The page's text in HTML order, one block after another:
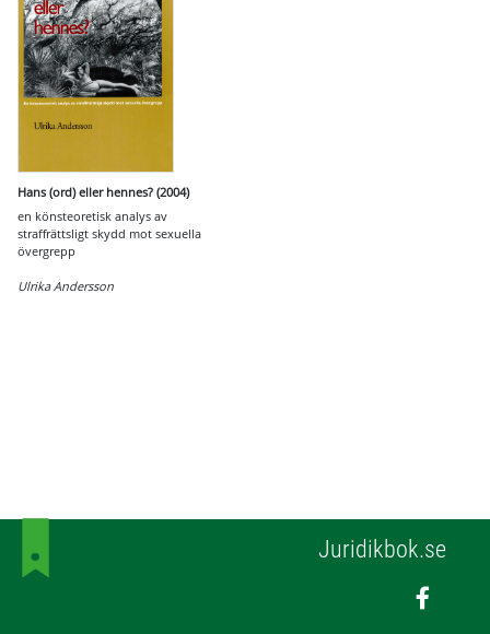
Hans (ord) eller hennes? (2004)
en könsteoretisk analys av
straffrättsligt skydd mot sexuella
övergrepp
Ulrika Andersson
Juridikbok.se